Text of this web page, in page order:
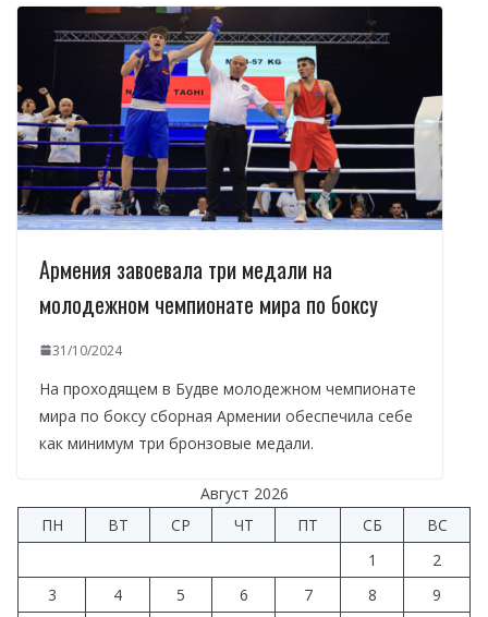
Армения завоевала три медали на
молодежном чемпионате мира по боксу
31/10/2024
На проходящем в Будве молодежном чемпионате
мира по боксу сборная Армении обеспечила себе
как минимум три бронзовые медали.
Август 2026
ПН
ВТ СР ЧТ ПТ СБ
ВС
1
2
3
4 5 6 7 8
9